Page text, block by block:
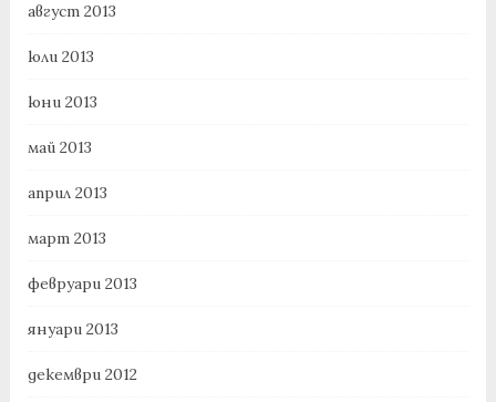
август 2013
юли 2013
юни 2013
май 2013
април 2013
март 2013
февруари 2013
януари 2013
декември 2012